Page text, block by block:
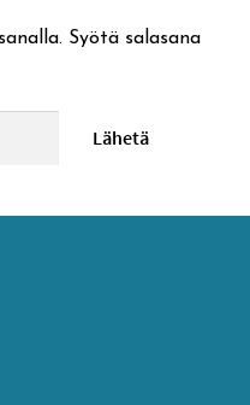
Syötä salasana